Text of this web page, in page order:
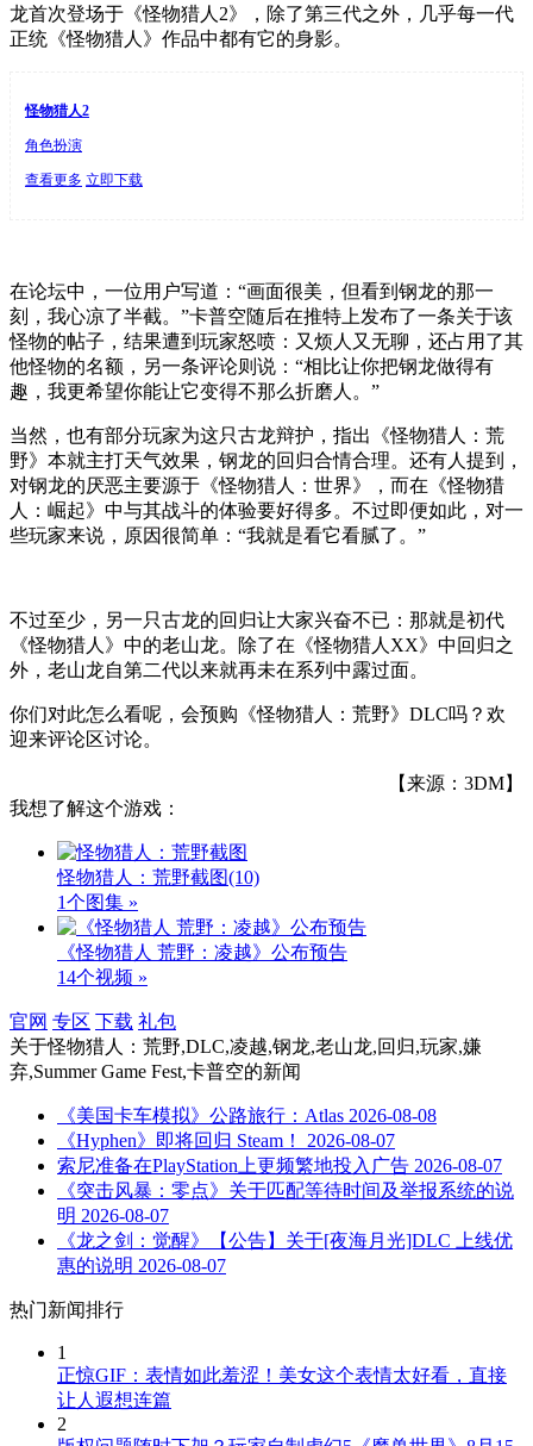
龙首次登场于《怪物猎人2》，除了第三代之外，几乎每一代
正统《怪物猎人》作品中都有它的身影。
怪物猎人2
角色扮演
查看更多 立即下载
在论坛中，一位用户写道：“画面很美，但看到钢龙的那一
刻，我心凉了半截。”卡普空随后在推特上发布了一条关于该
怪物的帖子，结果遭到玩家怒喷：又烦人又无聊，还占用了其
他怪物的名额，另一条评论则说：“相比让你把钢龙做得有
趣，我更希望你能让它变得不那么折磨人。”
当然，也有部分玩家为这只古龙辩护，指出《怪物猎人：荒
野》本就主打天气效果，钢龙的回归合情合理。还有人提到，
对钢龙的厌恶主要源于《怪物猎人：世界》，而在《怪物猎
人：崛起》中与其战斗的体验要好得多。不过即便如此，对一
些玩家来说，原因很简单：“我就是看它看腻了。”
不过至少，另一只古龙的回归让大家兴奋不已：那就是初代
《怪物猎人》中的老山龙。除了在《怪物猎人XX》中回归之
外，老山龙自第二代以来就再未在系列中露过面。
你们对此怎么看呢，会预购《怪物猎人：荒野》DLC吗？欢
迎来评论区讨论。
【来源：3DM】
我想了解这个游戏：
怪物猎人：荒野截图(10)
1个图集 »
《怪物猎人 荒野：凌越》公布预告
14个视频 »
官网 专区 下载 礼包
关于怪物猎人：荒野,DLC,凌越,钢龙,老山龙,回归,玩家,嫌
弃,Summer Game Fest,卡普空的新闻
《美国卡车模拟》公路旅行：Atlas 2026-08-08
《Hyphen》即将回归 Steam！
2026-08-07
索尼准备在PlayStation上更频繁地投入广告 2026-08-07
《突击风暴：零点》关于匹配等待时间及举报系统的说
明 2026-08-07
《龙之剑：觉醒》【公告】关于[夜海月光]DLC 上线优
惠的说明 2026-08-07
热门新闻排行
1
正惊GIF：表情如此羞涩！美女这个表情太好看，直接
让人遐想连篇
2